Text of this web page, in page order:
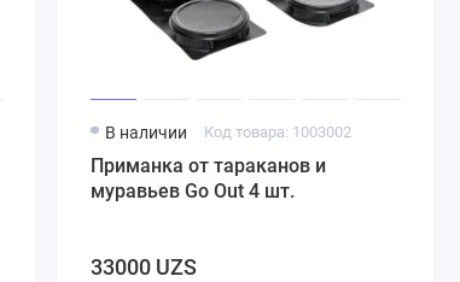
В наличии Код товара: 1003002
Приманка от тараканов и
муравьев Go Out 4 шт.
33000 UZS